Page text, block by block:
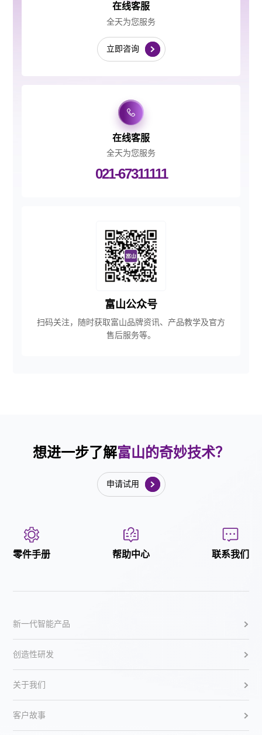
在线客服
全天为您服务
立即咨询
在线客服
全天为您服务
021-67311111
富山公众号
扫码关注，随时获取富山品牌资讯、产品教学及官方
售后服务等。
想进一步了解富山的奇妙技术？
申请试用
零件手册 帮助中心 联系我们
新一代智能产品
创造性研发
关于我们
客户故事